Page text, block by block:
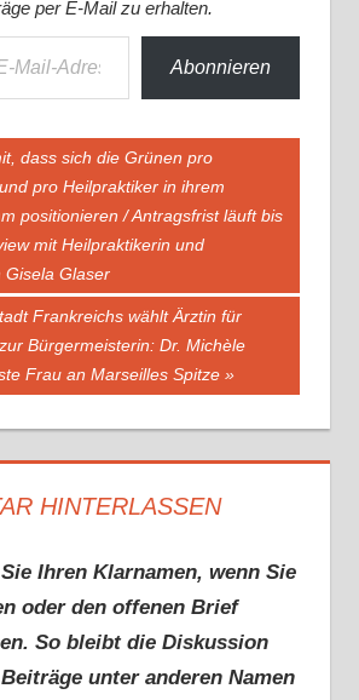
per E-Mail zu erhalten.
Abonnieren
dass sich die Grünen pro
pro Heilpraktiker in ihrem
positionieren / Antragsfrist läuft bis
mit Heilpraktikerin und
Gisela Glaser
Frankreichs wählt Ärztin für
Bürgermeisterin: Dr. Michèle
Frau an Marseilles Spitze
HINTERLASSEN
Ihren Klarnamen, wenn Sie
oder den offenen Brief
So bleibt die Diskussion
unter anderen Namen